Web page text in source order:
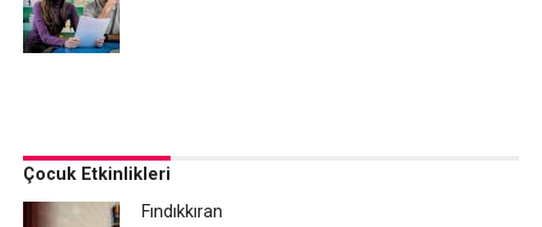
Çocuk Etkinlikleri
Fındıkkıran